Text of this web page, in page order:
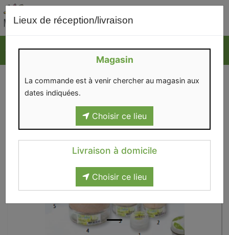
Lieux de réception/livraison
Magasin
La commande est à venir chercher au magasin aux
dates indiquées.
Choisir ce lieu
Livraison à domicile
Choisir ce lieu